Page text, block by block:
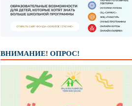
ВНИМАНИЕ! ОПРОС!